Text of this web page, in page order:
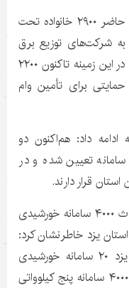
محمدنژاد سیگارودی یادآور شد: در حال حاضر ۲۹۰۰ خانواده تحت
شرکت‌های توزیع برق
زمینه تاکنون ۲۲۰۰
برای تأمین وام
ادامه داد: هم‌اکنون دو
شرکت پیمانکار برای احداث حدود ۷۵۰ سامانه تعیین شده و در
قرار دارند.
وی در پایان با اشاره به آغاز عملیات احداث ۴۰۰۰ سامانه خورشیدی
یزد خاطرنشان کرد:
به برکت سفر رئیس جمهور به استان یزد ۲۰ سامانه خورشیدی
طرح حمایتی افتتاح و عملیات احداث ۴۰۰۰ سامانه پنج کیلوواتی